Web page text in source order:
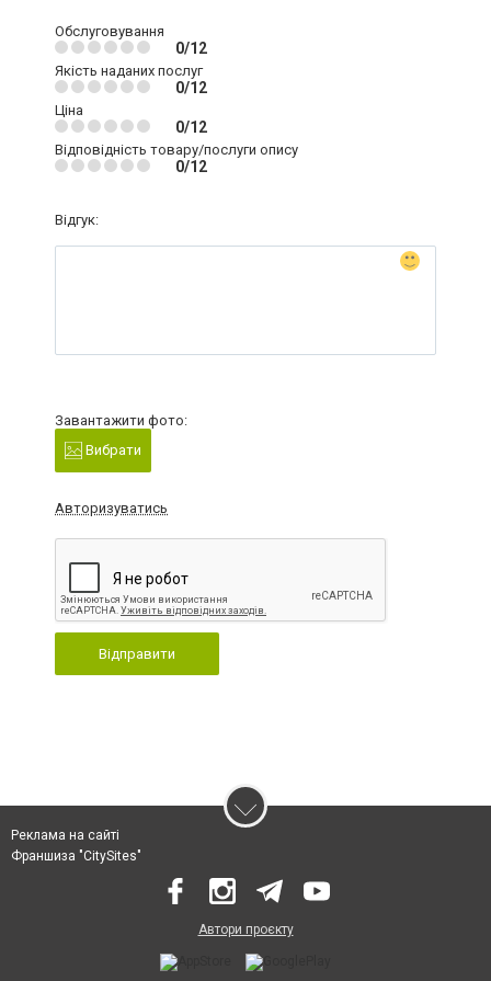
Обслуговування
0/12
Якість наданих послуг
0/12
Ціна
0/12
Відповідність товару/послуги опису
0/12
Відгук:
Завантажити фото:
Вибрати
Авторизуватись
Відправити
Реклама на сайті
Франшиза "CitySites"
Автори проєкту